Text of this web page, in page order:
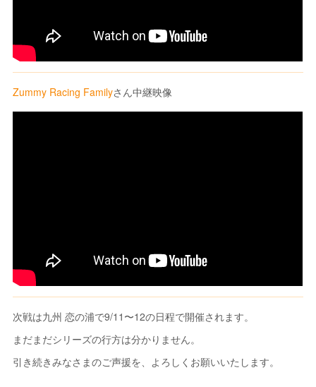
Zummy Racing Familyさん中継映像
次戦は九州 恋の浦で9/11〜12の日程で開催されます。
まだまだシリーズの行方は分かりません。
引き続きみなさまのご声援を、よろしくお願いいたします。